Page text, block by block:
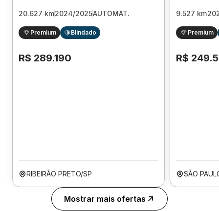
20.627 km2024/2025AUTOMAT.
Premium Blindado
R$ 289.190
RIBEIRÃO PRETO/SP
9.527 km
Premium
R$
SÃO
Mostrar mais ofertas